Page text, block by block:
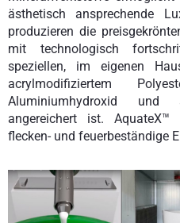
ästhetisch ansprechende
produzieren die
mit technologisch
speziellen, im eigenen
acrylmodifiziertem
Aluminiumhydroxid und
angereichert ist. AquateX™
flecken- und feuerbeständige